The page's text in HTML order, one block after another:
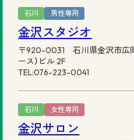
石川 男性専用
金沢スタジオ
〒920-0031 石川県金沢市広岡
ース）ビル 2F
TEL:076-223-0041
石川 女性専用
金沢サロン